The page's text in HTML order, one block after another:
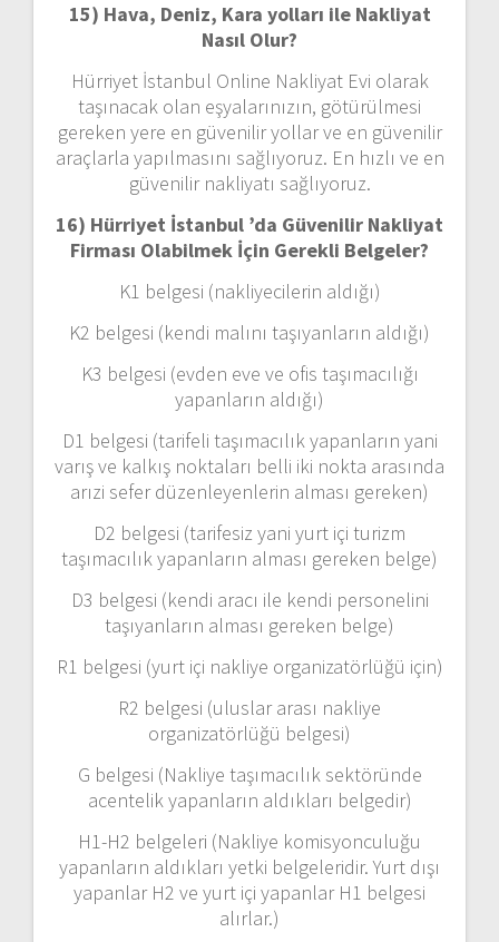
15) Hava, Deniz, Kara yolları ile Nakliyat
Nasıl Olur?
Hürriyet İstanbul Online Nakliyat Evi olarak
taşınacak olan eşyalarınızın, götürülmesi
gereken yere en güvenilir yollar ve en güvenilir
araçlarla yapılmasını sağlıyoruz. En hızlı ve en
güvenilir nakliyatı sağlıyoruz.
16) Hürriyet İstanbul ’da Güvenilir Nakliyat
Firması Olabilmek İçin Gerekli Belgeler?
K1 belgesi (nakliyecilerin aldığı)
K2 belgesi (kendi malını taşıyanların aldığı)
K3 belgesi (evden eve ve ofis taşımacılığı
yapanların aldığı)
D1 belgesi (tarifeli taşımacılık yapanların yani
varış ve kalkış noktaları belli iki nokta arasında
arızi sefer düzenleyenlerin alması gereken)
D2 belgesi (tarifesiz yani yurt içi turizm
taşımacılık yapanların alması gereken belge)
D3 belgesi (kendi aracı ile kendi personelini
taşıyanların alması gereken belge)
R1 belgesi (yurt içi nakliye organizatörlüğü için)
R2 belgesi (uluslar arası nakliye
organizatörlüğü belgesi)
G belgesi (Nakliye taşımacılık sektöründe
acentelik yapanların aldıkları belgedir)
H1-H2 belgeleri (Nakliye komisyonculuğu
yapanların aldıkları yetki belgeleridir. Yurt dışı
yapanlar H2 ve yurt içi yapanlar H1 belgesi
alırlar.)